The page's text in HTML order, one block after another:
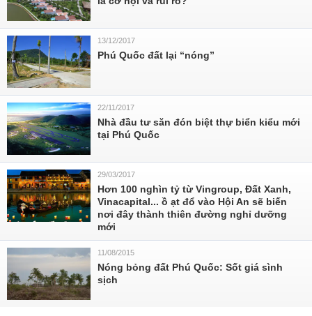
13/12/2017
Phú Quốc đất lại “nóng”
22/11/2017
Nhà đầu tư săn đón biệt thự biển kiểu mới
tại Phú Quốc
29/03/2017
Hơn 100 nghìn tỷ từ Vingroup, Đất Xanh,
Vinacapital... ồ ạt đổ vào Hội An sẽ biến
nơi đây thành thiên đường nghỉ dưỡng
mới
11/08/2015
Nóng bỏng đất Phú Quốc: Sốt giá sình
sịch